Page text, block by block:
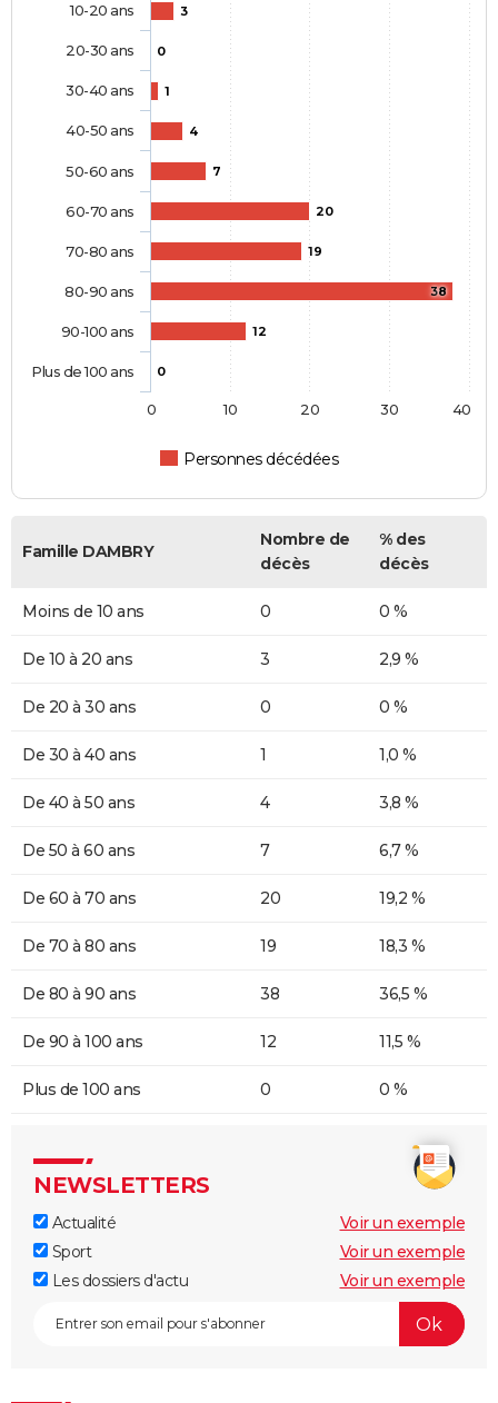
3
0
1
4
7
20
19
38
12
0
Personnes décédées
10-20 ans
20-30 ans
30-40 ans
40-50 ans
50-60 ans
60-70 ans
70-80 ans
80-90 ans
90-100 ans
Plus de 100 ans
0 10 20 30 40
Famille DAMBRY
Nombre de
décès
% des
décès
Moins de 10 ans 0 0 %
De 10 à 20 ans 3 2,9 %
De 20 à 30 ans 0 0 %
De 30 à 40 ans 1 1,0 %
De 40 à 50 ans 4 3,8 %
De 50 à 60 ans 7 6,7 %
De 60 à 70 ans 20 19,2 %
De 70 à 80 ans 19 18,3 %
De 80 à 90 ans 38 36,5 %
De 90 à 100 ans 12 11,5 %
Plus de 100 ans 0 0 %
NEWSLETTERS
Actualité
Voir un exemple
Sport
Voir un exemple
Les dossiers d'actu
Voir un exemple